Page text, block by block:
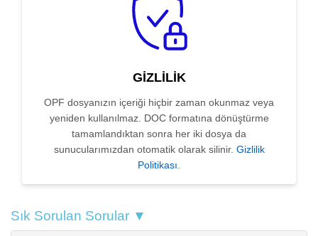
GIZLILIK
OPF dosyanızın içeriği hiçbir zaman okunmaz veya
yeniden kullanılmaz. DOC formatına dönüştürme
tamamlandıktan sonra her iki dosya da
sunucularımızdan otomatik olarak silinir. Gizlilik
Politikası
Sık Sorulan Sorular ▼